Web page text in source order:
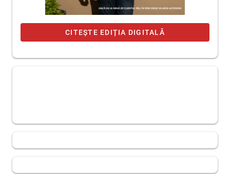
CITEȘTE EDIȚIA DIGITALĂ